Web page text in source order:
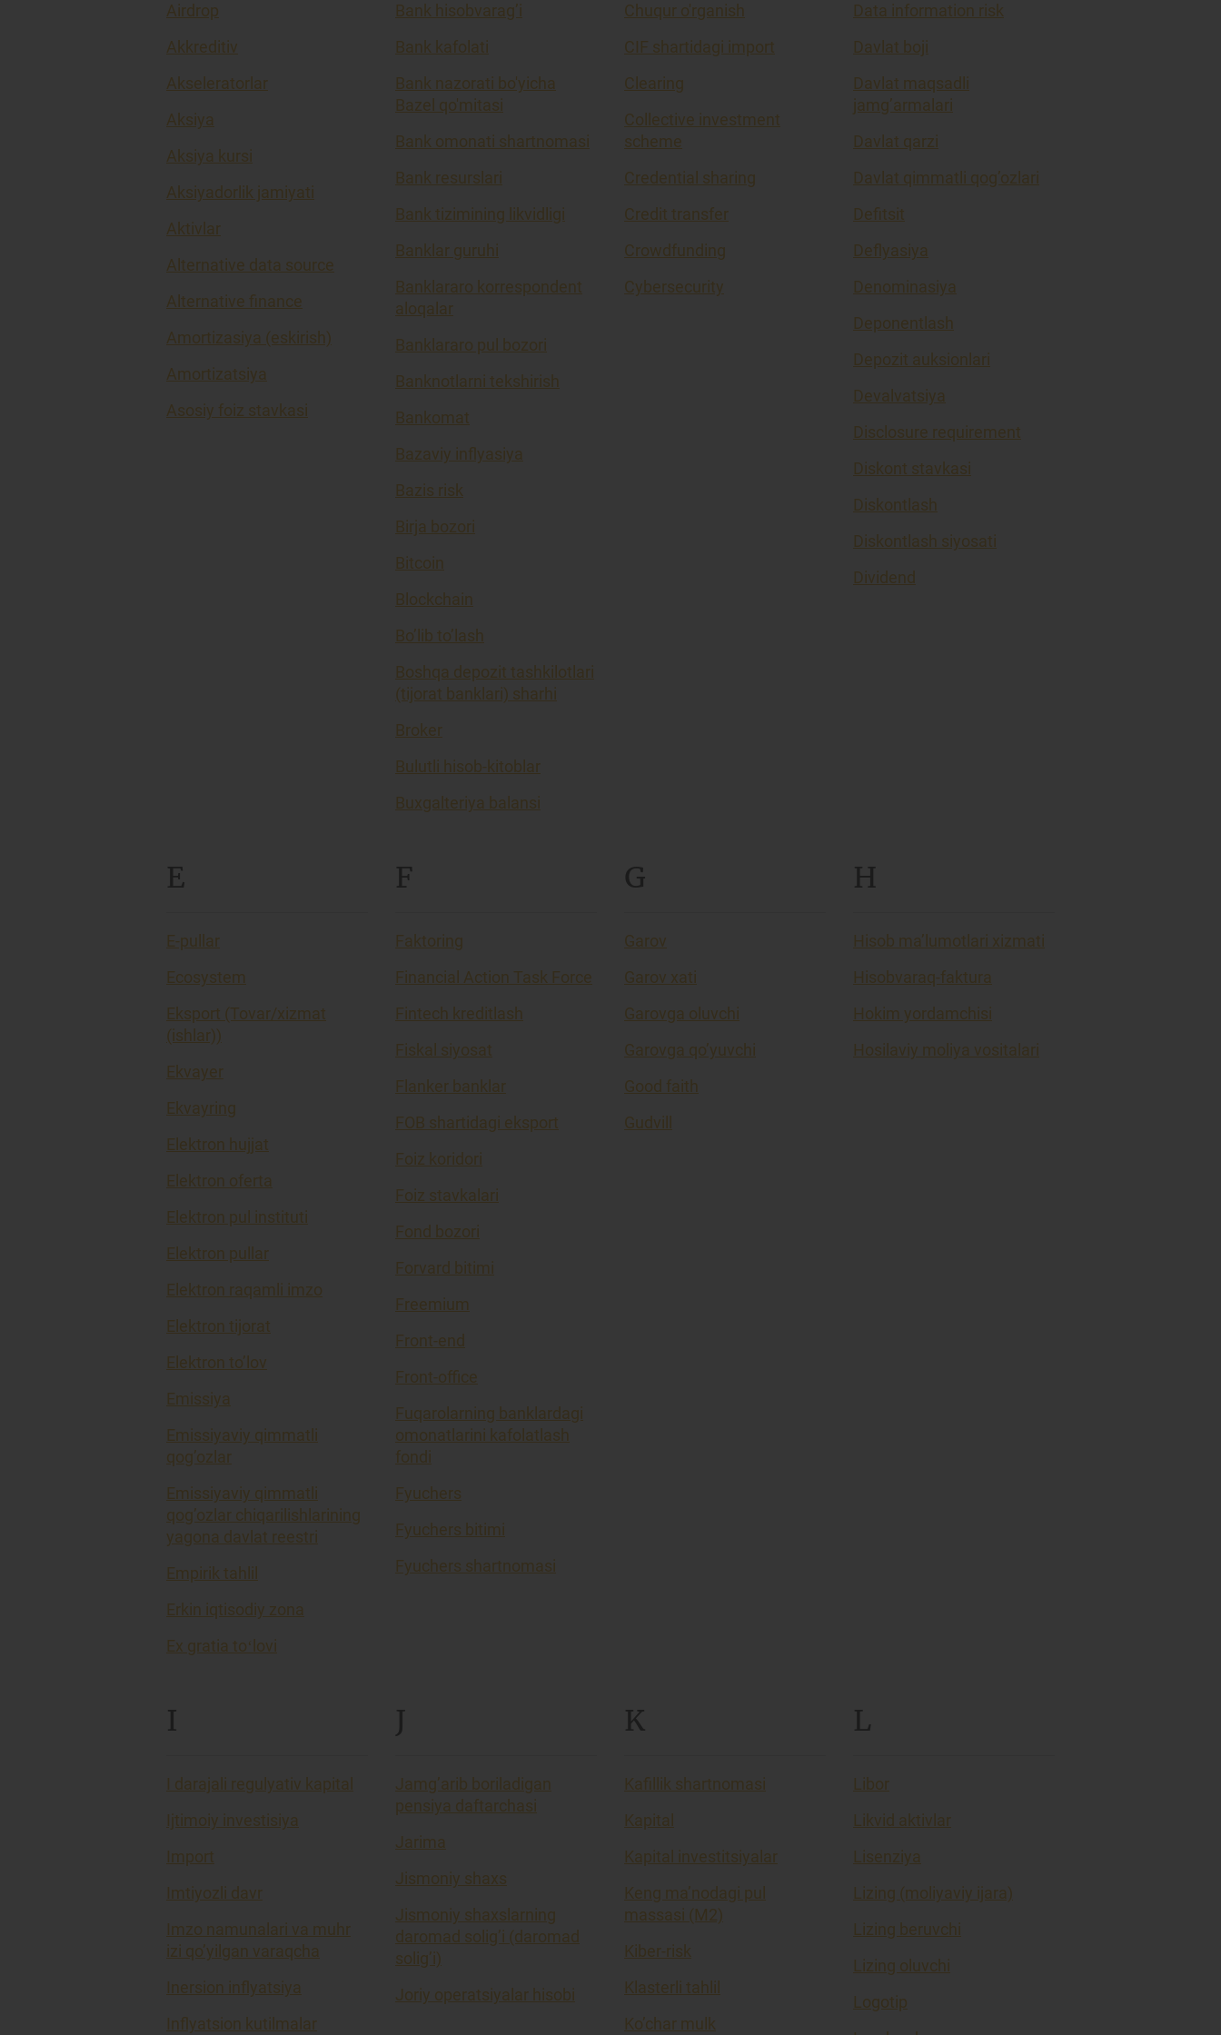
Airdrop
Akkreditiv
Akseleratorlar
Aksiya
Aksiya kursi
Aksiyadorlik jamiyati
Aktivlar
Alternative data source
Alternative finance
Amortizasiya (eskirish)
Amortizatsiya
Asosiy foiz stavkasi
Bank hisobvarag’i
Bank kafolati
Bank nazorati bo'yicha
Bazel qo'mitasi
Bank omonati shartnomasi
Bank resurslari
Bank tizimining likvidligi
Banklar guruhi
Banklararo korrespondent
aloqalar
Banklararo pul bozori
Banknotlarni tekshirish
Bankomat
Bazaviy inflyasiya
Bazis risk
Birja bozori
Bitcoin
Blockchain
Bo’lib to’lash
Boshqa depozit tashkilotlari
(tijorat banklari) sharhi
Broker
Bulutli hisob-kitoblar
Buxgalteriya balansi
Chuqur o'rganish
CIF shartidagi import
Clearing
Collective investment
scheme
Credential sharing
Credit transfer
Crowdfunding
Cybersecurity
Data information risk
Davlat boji
Davlat maqsadli
jamg’armalari
Davlat qarzi
Davlat qimmatli qog’ozlari
Defitsit
Deflyasiya
Denominasiya
Deponentlash
Depozit auksionlari
Devalvatsiya
Disclosure requirement
Diskont stavkasi
Diskontlash
Diskontlash siyosati
Dividend
E
E-pullar
Ecosystem
Eksport (Tovar/xizmat
(ishlar))
Ekvayer
Ekvayring
Elektron hujjat
Elektron oferta
Elektron pul instituti
Elektron pullar
Elektron raqamli imzo
Elektron tijorat
Elektron to’lov
Emissiya
Emissiyaviy qimmatli
qog’ozlar
Emissiyaviy qimmatli
qog’ozlar chiqarilishlarining
yagona davlat reestri
Empirik tahlil
Erkin iqtisodiy zona
Ex gratia toʻlovi
F
Faktoring
Financial Action Task Force
Fintech kreditlash
Fiskal siyosat
Flanker banklar
FOB shartidagi eksport
Foiz koridori
Foiz stavkalari
Fond bozori
Forvard bitimi
Freemium
Front-end
Front-office
Fuqarolarning banklardagi
omonatlarini kafolatlash
fondi
Fyuchers
Fyuchers bitimi
Fyuchers shartnomasi
G
Garov
Garov xati
Garovga oluvchi
Garovga qo’yuvchi
Good faith
Gudvill
H
Hisob ma’lumotlari xizmati
Hisobvaraq-faktura
Hokim yordamchisi
Hosilaviy moliya vositalari
I
I darajali regulyativ kapital
Ijtimoiy investisiya
Import
Imtiyozli davr
Imzo namunalari va muhr
izi qo’yilgan varaqcha
Inersion inflyatsiya
Inflyatsion kutilmalar
J
Jamg’arib boriladigan
pensiya daftarchasi
Jarima
Jismoniy shaxs
Jismoniy shaxslarning
daromad solig’i (daromad
solig’i)
Joriy operatsiyalar hisobi
K
Kafillik shartnomasi
Kapital
Kapital investitsiyalar
Keng ma’nodagi pul
massasi (M2)
Kiber-risk
Klasterli tahlil
Ko’char mulk
L
Libor
Likvid aktivlar
Lisenziya
Lizing (moliyaviy ijara)
Lizing beruvchi
Lizing oluvchi
Logotip